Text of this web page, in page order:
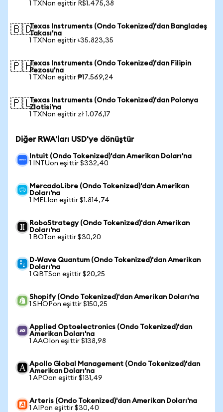
1 TXNon eşittir R$1.475,38
🇧🇩Texas Instruments (Ondo Tokenized)'dan Bangladeş
Takası'na
1 TXNon eşittir ৳35.823,35
🇵🇭Texas Instruments (Ondo Tokenized)'dan Filipin
Pezosu'na
1 TXNon eşittir ₱17.569,24
🇵🇱Texas Instruments (Ondo Tokenized)'dan Polonya
Zlotisi'na
1 TXNon eşittir zł 1.076,17
Diğer RWA'ları USD'ye dönüştür
Intuit (Ondo Tokenized)'dan Amerikan Doları'na
1 INTUon eşittir $332,40
MercadoLibre (Ondo Tokenized)'dan Amerikan
Doları'na
1 MELIon eşittir $1.814,74
RoboStrategy (Ondo Tokenized)'dan Amerikan
Doları'na
1 BOTon eşittir $30,20
D-Wave Quantum (Ondo Tokenized)'dan Amerikan
Doları'na
1 QBTSon eşittir $20,25
Shopify (Ondo Tokenized)'dan Amerikan Doları'na
1 SHOPon eşittir $150,25
Applied Optoelectronics (Ondo Tokenized)'dan
Amerikan Doları'na
1 AAOIon eşittir $138,98
Apollo Global Management (Ondo Tokenized)'dan
Amerikan Doları'na
1 APOon eşittir $131,49
Arteris (Ondo Tokenized)'dan Amerikan Doları'na
1 AIPon eşittir $30,40